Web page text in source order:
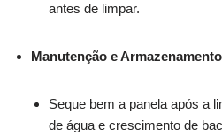
antes de limpar.
Manutenção e Armazenamento
Seque bem a panela após a
de água e crescimento de